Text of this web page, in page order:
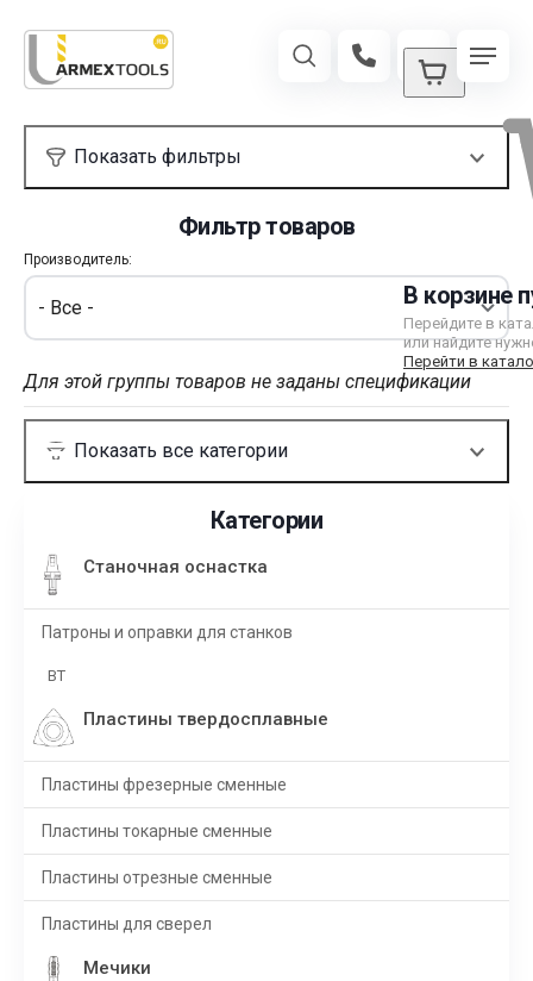
В корзине
Перейдите в
или найдите
Перейти в
Фильтр товаров
Производитель:
Для этой группы товаров не заданы спецификации
Категории
Станочная оснастка
Патроны и оправки для станков
BT
Пластины твердосплавные
Пластины фрезерные сменные
Пластины токарные сменные
Пластины отрезные сменные
Пластины для сверел
Мечики